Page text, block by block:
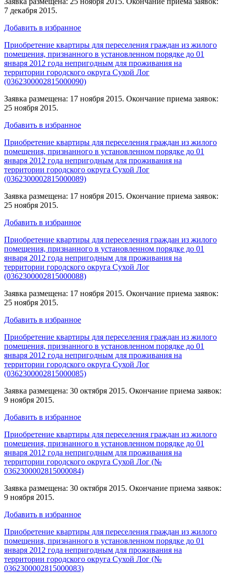
7 декабря 2015.
Добавить в избранное
Приобретение квартиры для переселения граждан из жилого
помещения, признанного в установленном порядке до 01
января 2012 года непригодным для проживания на
территории городского округа Сухой Лог
(0362300002815000090)
Заявка размещена: 17 ноября 2015. Окончание приема заявок:
25 ноября 2015.
Добавить в избранное
Приобретение квартиры для переселения граждан из жилого
помещения, признанного в установленном порядке до 01
января 2012 года непригодным для проживания на
территории городского округа Сухой Лог
(0362300002815000089)
Заявка размещена: 17 ноября 2015. Окончание приема заявок:
25 ноября 2015.
Добавить в избранное
Приобретение квартиры для переселения граждан из жилого
помещения, признанного в установленном порядке до 01
января 2012 года непригодным для проживания на
территории городского округа Сухой Лог
(0362300002815000088)
Заявка размещена: 17 ноября 2015. Окончание приема заявок:
25 ноября 2015.
Добавить в избранное
Приобретение квартиры для переселения граждан из жилого
помещения, признанного в установленном порядке до 01
января 2012 года непригодным для проживания на
территории городского округа Сухой Лог
(0362300002815000085)
Заявка размещена: 30 октября 2015. Окончание приема заявок:
9 ноября 2015.
Добавить в избранное
Приобретение квартиры для переселения граждан из жилого
помещения, признанного в установленном порядке до 01
января 2012 года непригодным для проживания на
территории городского округа Сухой Лог (№
0362300002815000084)
Заявка размещена: 30 октября 2015. Окончание приема заявок:
9 ноября 2015.
Добавить в избранное
Приобретение квартиры для переселения граждан из жилого
помещения, признанного в установленном порядке до 01
января 2012 года непригодным для проживания на
территории городского округа Сухой Лог (№
0362300002815000083)